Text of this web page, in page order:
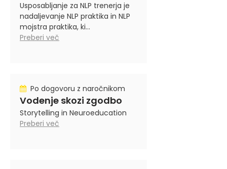
Usposabljanje za NLP trenerja je
nadaljevanje NLP praktika in NLP
mojstra praktika, ki...
Preberi več
Po dogovoru z naročnikom
Vodenje skozi zgodbo
Storytelling in Neuroeducation
Preberi več